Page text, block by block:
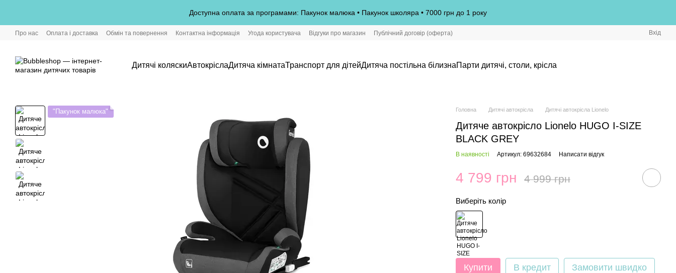
Доступна оплата за програмами: Пакунок малюка • Пакунок школяра • 7000 грн до 1 року
Про нас Оплата і доставка Обмін та повернення Контактна інформація Угода користувача Відгуки про магазин Публічний договір (оферта) Вхід
Дитячі коляскиАвтокріслаДитяча кімнатаТранспорт для дітейДитяча постільна білизнаПарти дитячі, столи, крісла
"Пакунок малюка" Головна Дитячі автокрісла Дитячі автокрісла Lionelo
Дитяче автокрісло Lionelo HUGO I-SIZE
BLACK GREY
В наявності Артикул: 69632684 Написати відгук
4 799 грн 4 999 грн
Виберіть колір
Купити В кредит Замовити швидко